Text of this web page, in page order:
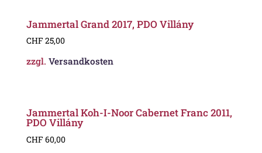
Jammertal Grand 2017, PDO Villány
CHF 25,00
zzgl. Versandkosten
Jammertal Koh-I-Noor Cabernet Franc 2011,
PDO Villány
CHF 60,00